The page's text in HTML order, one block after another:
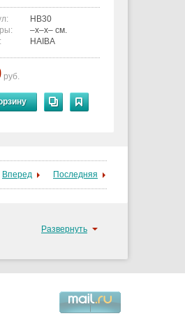
HB30
–x–x– см.
HAIBA
руб.
Вперед Последняя
Развернуть